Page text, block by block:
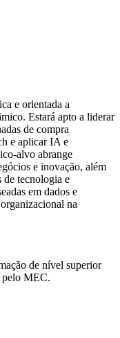
e orientada a
Estará apto a liderar
de compra
e aplicar IA e
alvo abrange
e inovação, além
de tecnologia e
em dados e
na
de nível superior
pelo MEC.